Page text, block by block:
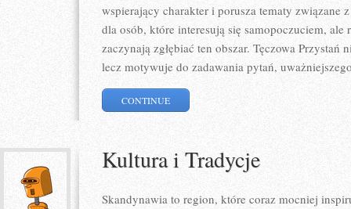
wspierający charakter i porusza tematy związane
dla osób, które interesują się samopoczuciem,
zaczynają zgłębiać ten obszar. Tęczowa Przystań
lecz motywuje do zadawania pytań,
CONTINUE
Kultura i Tradycje
Skandynawia to region, które coraz mocniej